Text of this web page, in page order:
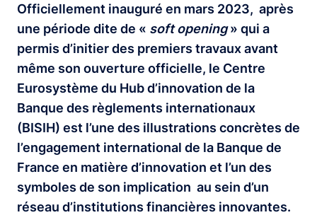
Officiellement inauguré en mars 2023, après
une période dite de « soft opening» qui a
permis d’initier des premiers travaux avant
même son ouverture officielle, le Centre
Eurosystème du Hub d’innovation de la
Banque des règlements internationaux
(BISIH) est l’une des illustrations concrètes de
l’engagement international de la Banque de
France en matière d’innovation et l’un des
symboles de son implication au sein d’un
réseau d’institutions financières innovantes.